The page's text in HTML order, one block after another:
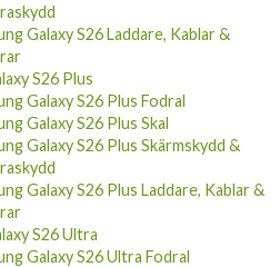
Galaxy S26 Laddare, Kablar &
S26 Plus
Galaxy S26 Plus Fodral
Galaxy S26 Plus Skal
Galaxy S26 Plus Skärmskydd &
Galaxy S26 Plus Laddare, Kablar &
S26 Ultra
Galaxy S26 Ultra Fodral